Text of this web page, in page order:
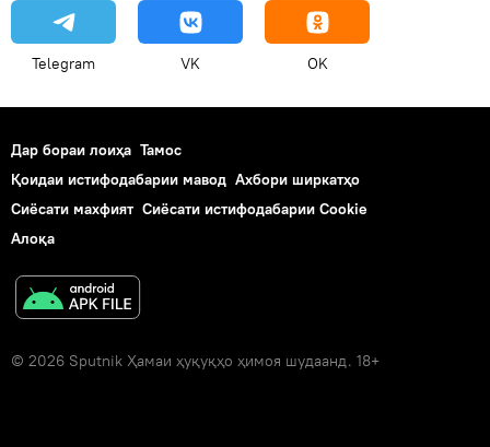
Telegram VK OK
Дар бораи лоиҳа Тамос
Қоидаи истифодабарии мавод Ахбори ширкатҳо
Сиёсати махфият Сиёсати истифодабарии Cookie
Алоқа
© 2026 Sputnik Ҳамаи ҳуқуқҳо ҳимоя шудаанд. 18+